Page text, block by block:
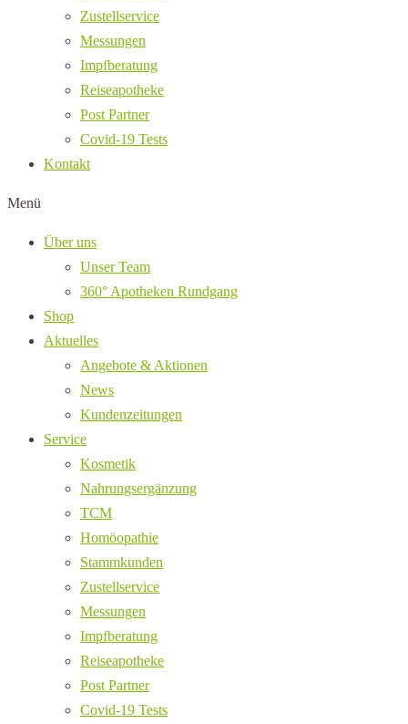
Zustellservice
Messungen
Impfberatung
Reiseapotheke
Post Partner
Covid-19 Tests
Kontakt
Menü
Über uns
Unser Team
360° Apotheken Rundgang
Shop
Aktuelles
Angebote & Aktionen
News
Kundenzeitungen
Service
Kosmetik
Nahrungsergänzung
TCM
Homöopathie
Stammkunden
Zustellservice
Messungen
Impfberatung
Reiseapotheke
Post Partner
Covid-19 Tests